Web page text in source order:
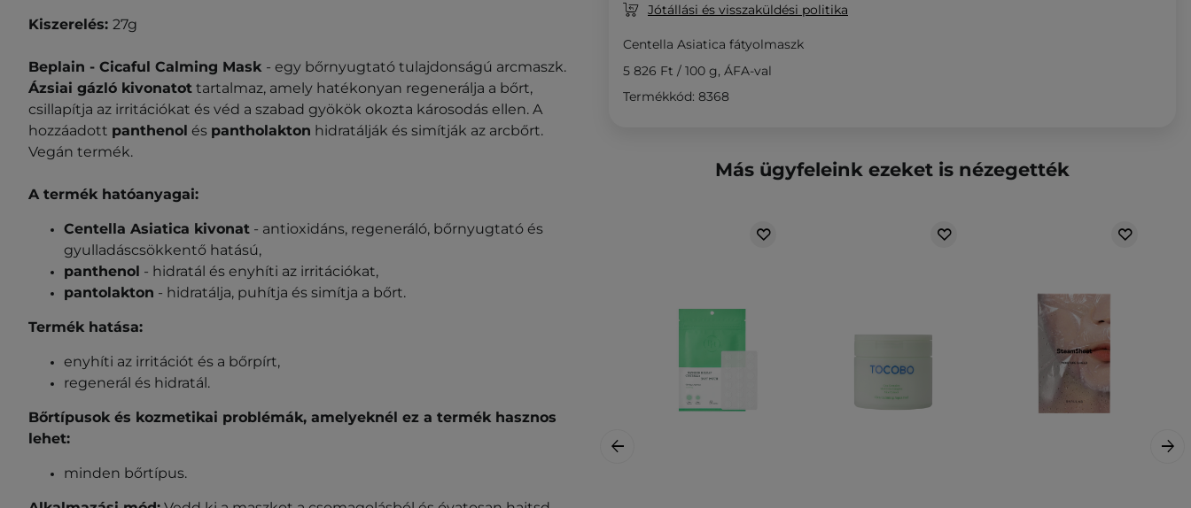
Kiszerelés: 27g
Beplain - Cicaful Calming Mask - egy bőrnyugtató tulajdonságú arcmaszk.
Ázsiai gázló kivonatot tartalmaz, amely hatékonyan regenerálja a bőrt,
csillapítja az irritációkat és véd a szabad gyökök okozta károsodás ellen. A
hozzáadott panthenol és pantholakton hidratálják és simítják az arcbőrt.
Vegán termék.
A termék hatóanyagai:
Centella Asiatica kivonat - antioxidáns, regeneráló, bőrnyugtató és
gyulladáscsökkentő hatású,
panthenol - hidratál és enyhíti az irritációkat,
pantolakton - hidratálja, puhítja és simítja a bőrt.
Termék hatása:
enyhíti az irritációt és a bőrpírt,
regenerál és hidratál.
Bőrtípusok és kozmetikai problémák, amelyeknél ez a termék hasznos
lehet:
minden bőrtípus.
Jótállási és visszaküldési politika
Centella Asiatica fátyolmaszk
5 826 Ft / 100 g, ÁFA-val
Termékkód: 8368
Más ügyfeleink ezeket is nézegették